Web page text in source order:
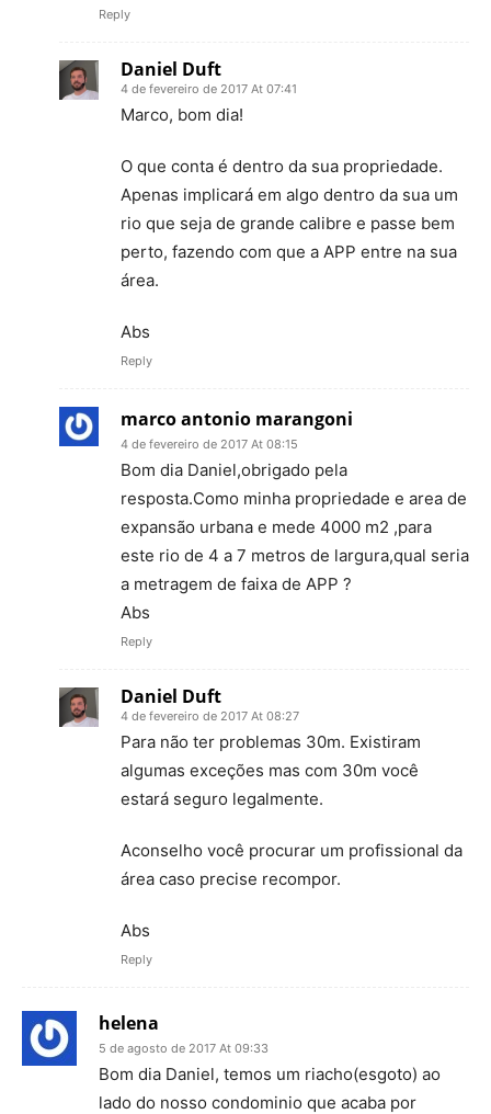
Reply
Daniel Duft
4 de fevereiro de 2017 At 07:41
Marco, bom dia!
O que conta é dentro da sua propriedade.
Apenas implicará em algo dentro da sua um
rio que seja de grande calibre e passe bem
perto, fazendo com que a APP entre na sua
área.
Abs
Reply
marco antonio marangoni
4 de fevereiro de 2017 At 08:15
Bom dia Daniel,obrigado pela
resposta.Como minha propriedade e area de
expansão urbana e mede 4000 m2 ,para
este rio de 4 a 7 metros de largura,qual seria
a metragem de faixa de APP ?
Abs
Reply
Daniel Duft
4 de fevereiro de 2017 At 08:27
Para não ter problemas 30m. Existiram
algumas exceções mas com 30m você
estará seguro legalmente.
Aconselho você procurar um profissional da
área caso precise recompor.
Abs
Reply
helena
5 de agosto de 2017 At 09:33
Bom dia Daniel, temos um riacho(esgoto) ao
lado do nosso condominio que acaba por